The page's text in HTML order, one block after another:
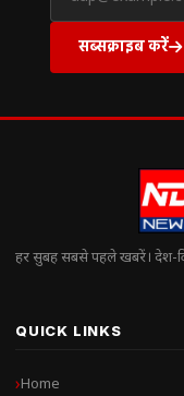
सब्सक्राइब करें
हर सुबह सबसे पहले खबरें। देश-
QUICK LINKS
Home